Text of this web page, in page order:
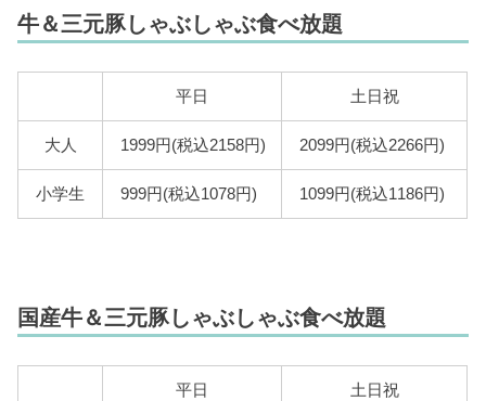
牛＆三元豚しゃぶしゃぶ食べ放題
平日 土日祝
大人 1999円(税込2158円) 2099円(税込2266円)
小学生 999円(税込1078円) 1099円(税込1186円)
国産牛＆三元豚しゃぶしゃぶ食べ放題
平日 土日祝